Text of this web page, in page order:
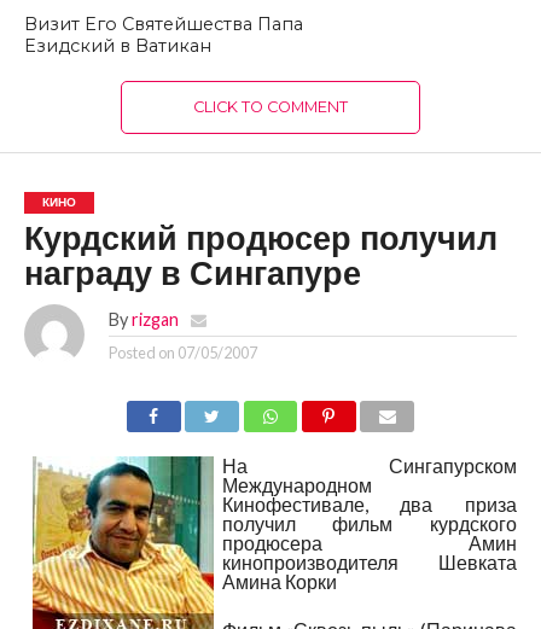
Визит Его Святейшества Папа
Езидский в Ватикан
CLICK TO COMMENT
КИНО
Курдский продюсер получил
награду в Сингапуре
By rizgan
Posted on 07/05/2007
На Сингапурском
Международном
Кинофестивале, два приза
получил фильм курдского
продюсера Амин
кинопроизводителя Шевката
Амина Корки